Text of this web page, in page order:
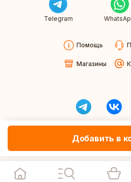
Добавить в
Telegram
Помощь
Магазины